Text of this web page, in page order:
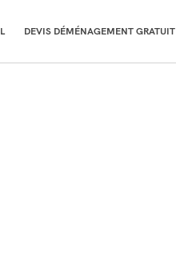
DEVIS DÉMÉNAGEMENT GRATUIT